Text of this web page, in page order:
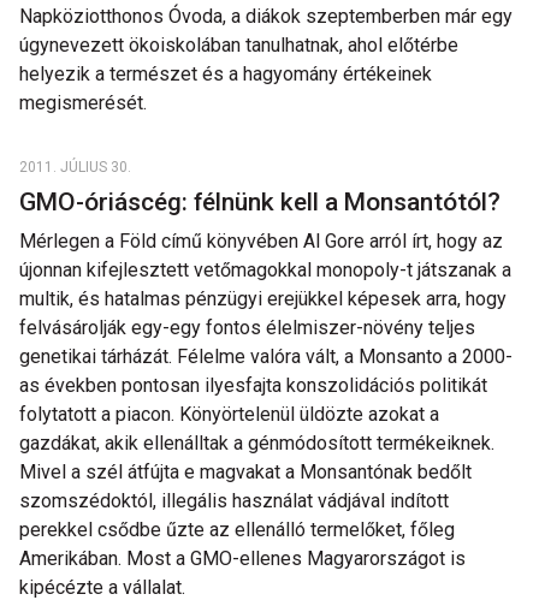
Napköziotthonos Óvoda, a diákok szeptemberben már egy
úgynevezett ökoiskolában tanulhatnak, ahol előtérbe
helyezik a természet és a hagyomány értékeinek
megismerését.
2011. JÚLIUS 30.
GMO-óriáscég: félnünk kell a Monsantótól?
Mérlegen a Föld című könyvében Al Gore arról írt, hogy az
újonnan kifejlesztett vetőmagokkal monopoly-t játszanak a
multik, és hatalmas pénzügyi erejükkel képesek arra, hogy
felvásárolják egy-egy fontos élelmiszer-növény teljes
genetikai tárházát. Félelme valóra vált, a Monsanto a 2000-
as években pontosan ilyesfajta konszolidációs politikát
folytatott a piacon. Könyörtelenül üldözte azokat a
gazdákat, akik ellenálltak a génmódosított termékeiknek.
Mivel a szél átfújta e magvakat a Monsantónak bedőlt
szomszédoktól, illegális használat vádjával indított
perekkel csődbe űzte az ellenálló termelőket, főleg
Amerikában. Most a GMO-ellenes Magyarországot is
kipécézte a vállalat.